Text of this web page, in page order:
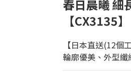
春日晨曦 細
【CX3135】
【日本直送(12個
輪廓優美、外型纖